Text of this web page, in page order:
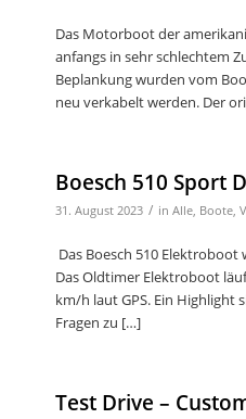
Das Motorboot der
anfangs in sehr schlechtem
Beplankung wurden vom
neu verkabelt werden. Der
Boesch 510 Sport
31. August 2023 / in Alle, Boote,
Das Boesch 510
Das Oldtimer Elektroboot
km/h laut GPS. Ein
Fragen zu […]
Test Drive –